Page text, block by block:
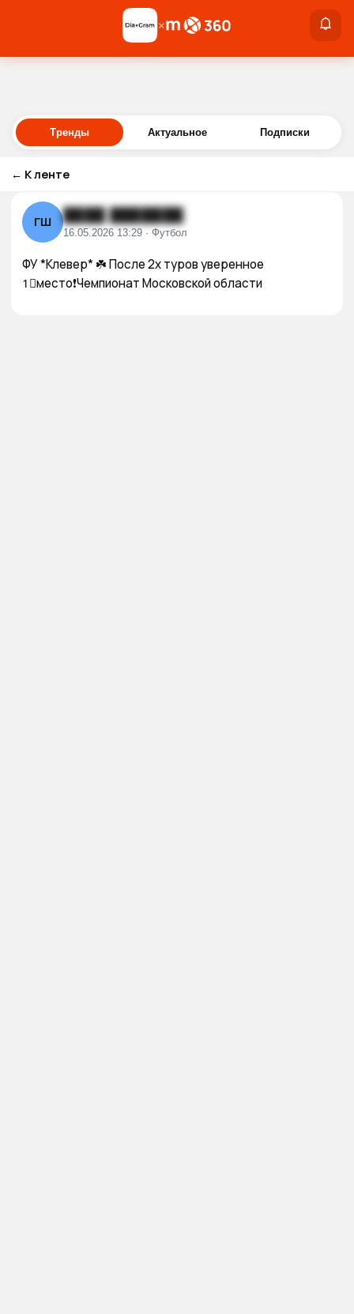
Войти
×
Тренды Актуальное Подписки
← К ленте
ГШ ████ ███████
16.05.2026 13:29 · Футбол
ФУ *Клевер* ☘️ После 2х туров уверенное
1⃣место❗Чемпионат Московской области